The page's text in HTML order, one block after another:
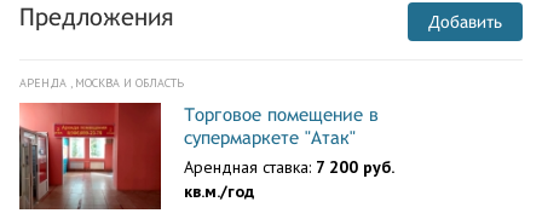
Предложения Добавить
АРЕНДА , МОСКВА И ОБЛАСТЬ
Торговое помещение в
супермаркете "Атак"
Арендная ставка: 7 200 руб.
кв.м./год